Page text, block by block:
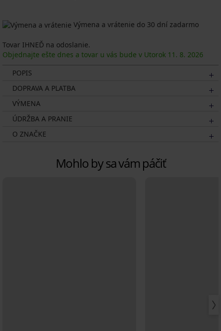
Výmena a vrátenie do 30 dní zadarmo
Tovar IHNEĎ na odoslanie.
Objednajte ešte dnes a tovar u vás bude v Utorok 11. 8. 2026
POPIS
DOPRAVA A PLATBA
VÝMENA
ÚDRŽBA A PRANIE
O ZNAČKE
Mohlo by sa vám páčiť